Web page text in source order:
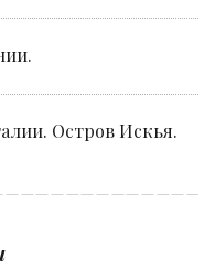
Остров Искья.